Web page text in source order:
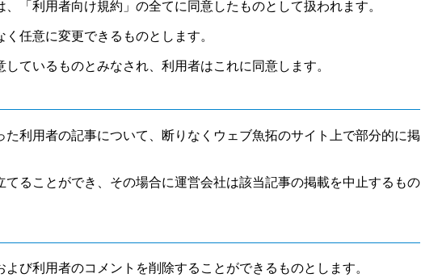
、「利用者向け規約」の全てに同意したものとして扱われます。
任意に変更できるものとします。
ているものとみなされ、利用者はこれに同意します。
利用者の記事について、断りなくウェブ魚拓のサイト上で部分的に掲
ることができ、その場合に運営会社は該当記事の掲載を中止するもの
び利用者のコメントを削除することができるものとします。